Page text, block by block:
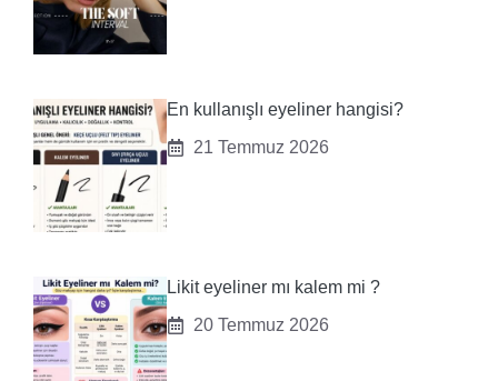
En kullanışlı eyeliner hangisi?
21 Temmuz 2026
Likit eyeliner mı kalem mi ?
20 Temmuz 2026